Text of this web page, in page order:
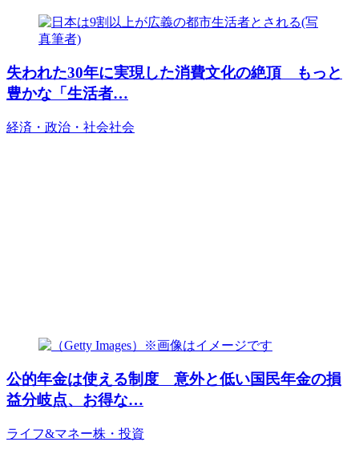
失われた30年に実現した消費文化の絶頂 もっと
豊かな「生活者…
経済・政治・社会社会
公的年金は使える制度 意外と低い国民年金の損
益分岐点、お得な…
ライフ&マネー株・投資